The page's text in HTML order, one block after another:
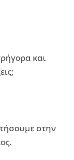
και
στην